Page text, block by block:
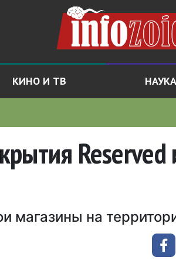
КИНО И ТВ НАУКА
Reserved
магазины на